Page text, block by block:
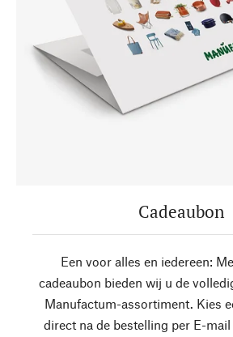
Cadeaubon
Een voor alles en iedereen:
cadeaubon bieden wij u de
Manufactum-assortiment. Kies
direct na de bestelling per E-